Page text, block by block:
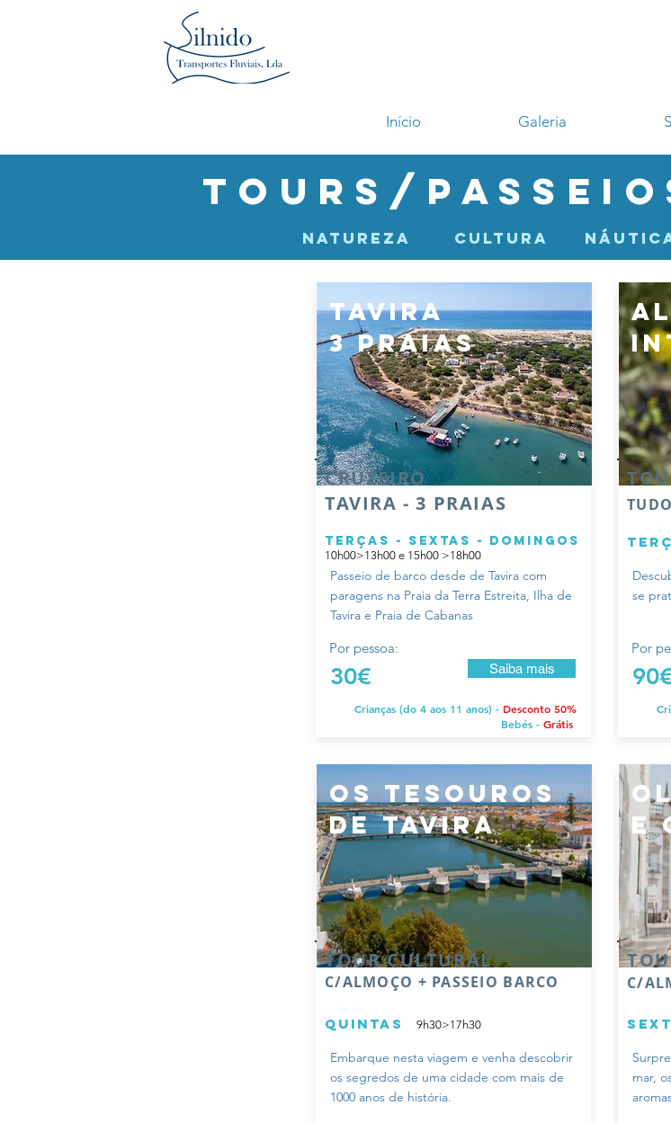
Início Galeria
Tours/
Natureza cultura
CRUZEIRO
TAVIRA - 3 PRAIAS
tavira
3 Praias
TERÇAS - sextas - domingos
10h00>13h00 e 15h00 >18h00
Passeio de barco desde de Tavira com
paragens na Praia da Terra Estreita, Ilha de
Tavira e Praia de Cabanas
Por pessoa:
30€ Saiba mais
Crianças (do 4 aos 11 anos) - Desconto 50%
Bebés - Grátis
TOUR CULTURAL
C/ALMOÇO + PASSEIO BARCO
os tesouros
de tavira
quintas 9h30>17h30
Embarque nesta viagem e venha descobrir
os segredos de uma cidade com mais de
1000 anos de história.
se
Por
C/
e
mar,